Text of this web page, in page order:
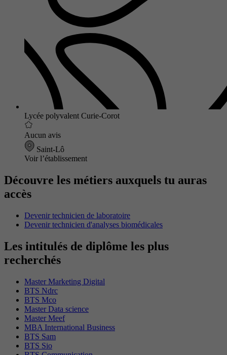
Lycée polyvalent Curie-Corot
Aucun avis
Saint-Lô
Voir l’établissement
Découvre les métiers auxquels tu auras
accès
Devenir technicien de laboratoire
Devenir technicien d'analyses biomédicales
Les intitulés de diplôme les plus
recherchés
Master Marketing Digital
BTS Ndrc
BTS Mco
Master Data science
Master Meef
MBA International Business
BTS Sam
BTS Sio